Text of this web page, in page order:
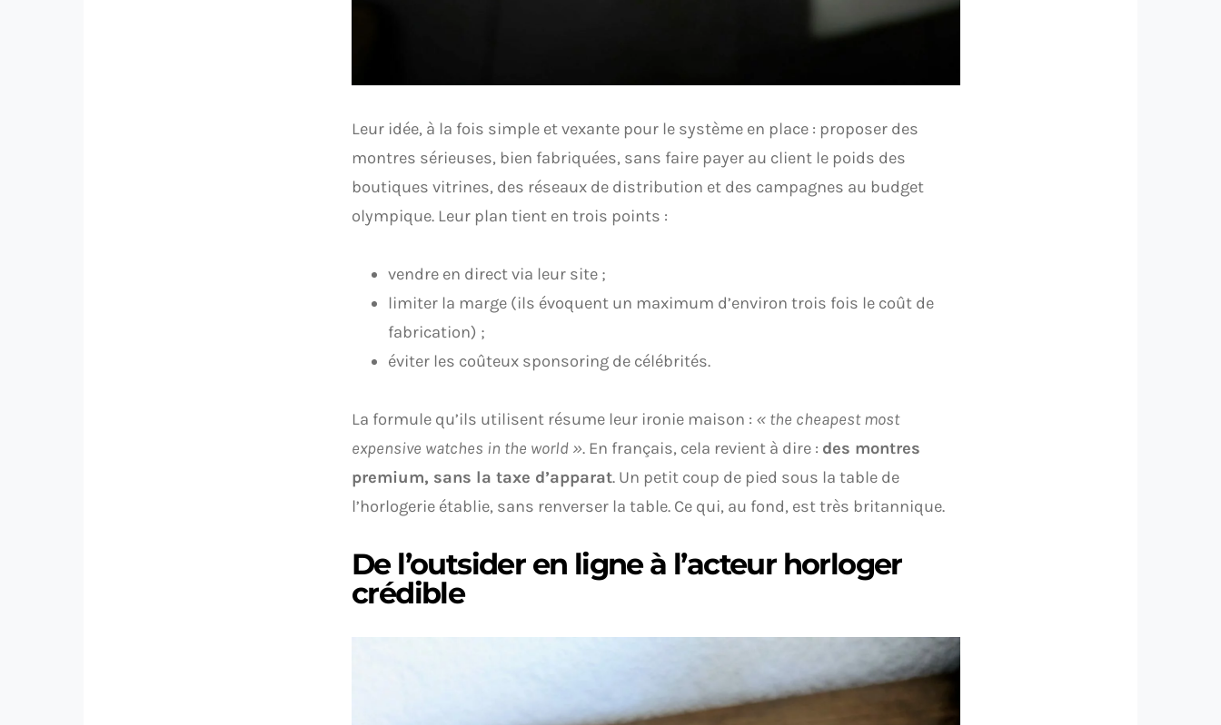
Leur idée, à la fois simple et vexante pour le système en place : proposer des
montres sérieuses, bien fabriquées, sans faire payer au client le poids des
boutiques vitrines, des réseaux de distribution et des campagnes au budget
olympique. Leur plan tient en trois points :
vendre en direct via leur site ;
limiter la marge (ils évoquent un maximum d’environ trois fois le coût de
fabrication) ;
éviter les coûteux sponsoring de célébrités.
La formule qu’ils utilisent résume leur ironie maison : « the cheapest most
expensive watches in the world ». En français, cela revient à dire : des montres
premium, sans la taxe d’apparat. Un petit coup de pied sous la table de
l’horlogerie établie, sans renverser la table. Ce qui, au fond, est très britannique.
De l’outsider en ligne à l’acteur horloger
crédible